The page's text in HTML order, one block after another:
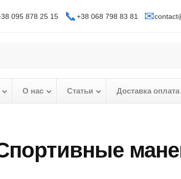
095 878 25 15 📞+38 068 798 83 81 ✉
О нас– Статьи – Доставка оплата